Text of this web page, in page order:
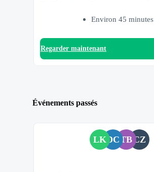
Environ 45 minutes
Regarder maintenant
Événements passés
LK DC TB CZ